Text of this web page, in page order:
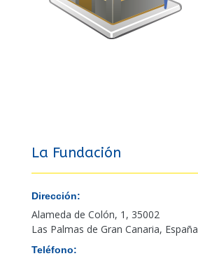
La Fundación
Dirección:
Alameda de Colón, 1, 35002
Las Palmas de Gran Canaria, España
Teléfono: